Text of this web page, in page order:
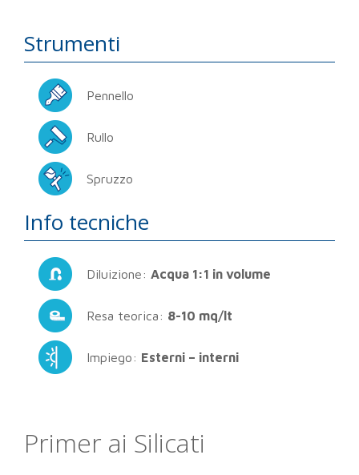
Strumenti
Pennello
Rullo
Spruzzo
Info tecniche
Diluizione: Acqua 1:1 in volume
Resa teorica: 8-10 mq/lt
Impiego: Esterni – interni
Primer ai Silicati